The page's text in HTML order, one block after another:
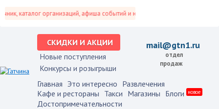
каталог организаций, афиша событий и не только это.
СКИДКИ И АКЦИИ
Новые поступления
Конкурсы и розыгрыши
mail@gtn1.ru
отдел
продаж
Главная Это интересно Развлечения
Кафе и рестораны Такси Магазины Блоги новое
Достопримечательности